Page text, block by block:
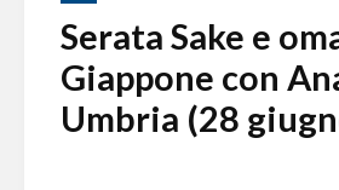
Serata Sake e
Giappone con
Umbria (28